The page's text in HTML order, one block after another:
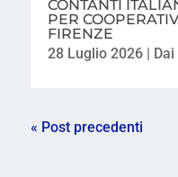
CONTANTI
PER
FIRENZE
28 Luglio 2026|
« Post precedenti